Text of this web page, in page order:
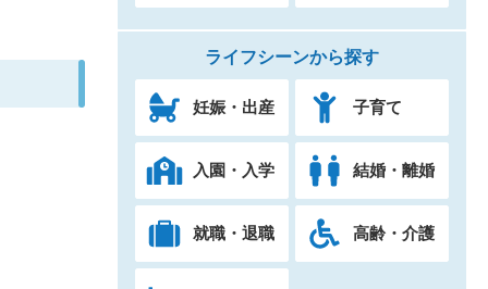
ライフシーンから探す
妊娠・出産 子育て
入園・入学 結婚・離婚
就職・退職 高齢・介護